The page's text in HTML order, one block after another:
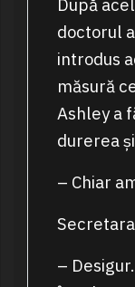
După
doctorul
introdus
măsură
Ashley a
durerea
– Chiar
–